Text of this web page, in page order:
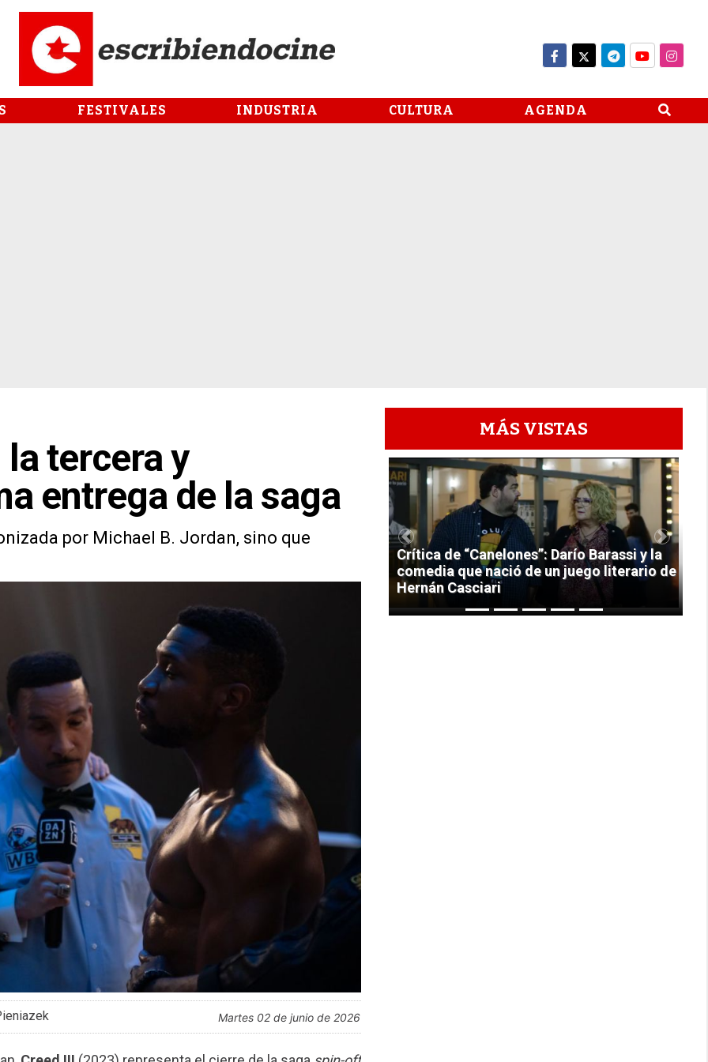
FESTIVALES INDUSTRIA CULTURA AGENDA
la tercera y
entrega de la saga
por Michael B. Jordan, sino que
martes 02 de junio de 2026
MÁS VISTAS
1
Crítica de “Canelones”: Darío Barassi y la
comedia que nació de un juego literario de
Hernán Casciari
Previous Next